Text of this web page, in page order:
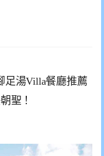
足湯Villa餐廳推薦
聖！